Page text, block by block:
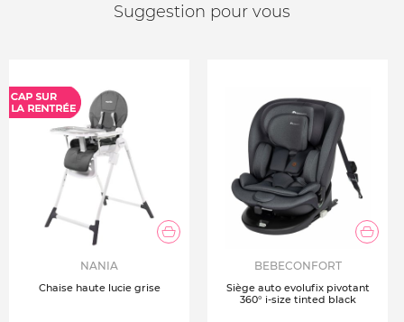
Suggestion pour vous
NANIA
Chaise haute lucie grise
BEBECONFORT
Siège auto evolufix pivotant
360° i-size tinted black